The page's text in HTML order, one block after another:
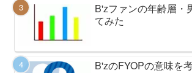
B'zファンの年齢層・
てみた
B'zのFYOPの意味を